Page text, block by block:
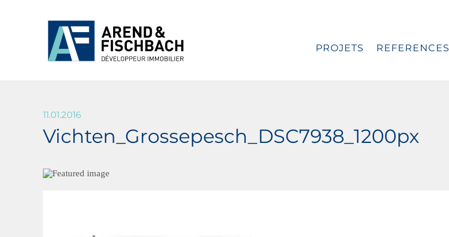
PROJETS REFERENCES
11.01.2016
Vichten_Grossepesch_DSC7938_1200px